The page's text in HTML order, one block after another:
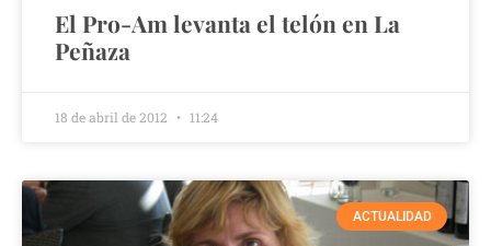
El Pro-Am levanta el telón en La
Peñaza
18 de abril de 2012 11:24
ACTUALIDAD